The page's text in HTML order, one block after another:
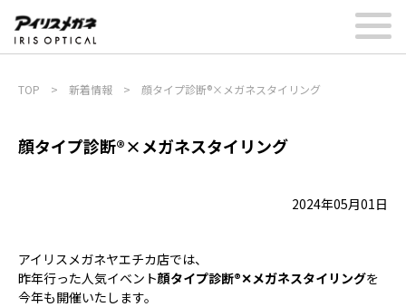
TOP > 新着情報 > 顔タイプ診断®×メガネスタイリング
顔タイプ診断®×メガネスタイリング
2024年05月01日
アイリスメガネヤエチカ店では、
昨年行った人気イベント顔タイプ診断®✕メガネスタイリングを
今年も開催いたします。